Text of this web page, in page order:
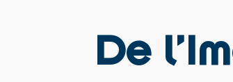
De